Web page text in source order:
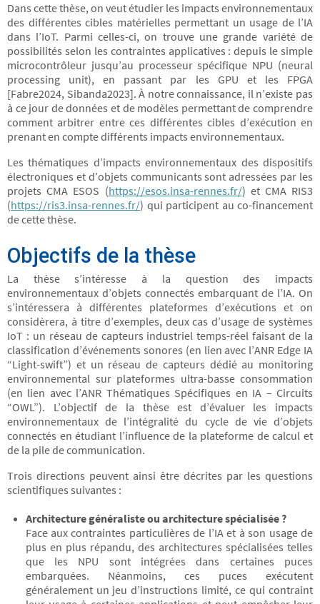
Dans cette thèse, on veut étudier les impacts environnementaux
des différentes cibles matérielles permettant un usage de l’IA
dans l’IoT. Parmi celles-ci, on trouve une grande variété de
possibilités selon les contraintes applicatives : depuis le simple
microcontrôleur jusqu’au processeur spécifique NPU (neural
processing unit), en passant par les GPU et les FPGA
[Fabre2024, Sibanda2023]. À notre connaissance, il n’existe pas
à ce jour de données et de modèles permettant de comprendre
comment arbitrer entre ces différentes cibles d’exécution en
prenant en compte différents impacts environnementaux.
Les thématiques d’impacts environnementaux des dispositifs
électroniques et d’objets communicants sont adressées par les
projets CMA ESOS (https://esos.insa-rennes.fr/) et CMA RIS3
(https://ris3.insa-rennes.fr/) qui participent au co-financement
de cette thèse.
Objectifs de la thèse
La thèse s’intéresse à la question des impacts
environnementaux d’objets connectés embarquant de l’IA. On
s’intéressera à différentes plateformes d’exécutions et on
considèrera, à titre d’exemples, deux cas d’usage de systèmes
IoT : un réseau de capteurs industriel temps-réel faisant de la
classification d’événements sonores (en lien avec l’ANR Edge IA
“Light-swift”) et un réseau de capteurs dédié au monitoring
environnemental sur plateformes ultra-basse consommation
(en lien avec l’ANR Thématiques Spécifiques en IA – Circuits
“OWL”). L’objectif de la thèse est d’évaluer les impacts
environnementaux de l’intégralité du cycle de vie d’objets
connectés en étudiant l’influence de la plateforme de calcul et
de la pile de communication.
Trois directions peuvent ainsi être décrites par les questions
scientifiques suivantes :
Architecture généraliste ou architecture spécialisée ?
Face aux contraintes particulières de l’IA et à son usage de
plus en plus répandu, des architectures spécialisées telles
que les NPU sont intégrées dans certaines puces
embarquées. Néanmoins, ces puces exécutent
généralement un jeu d’instructions limité, ce qui contraint